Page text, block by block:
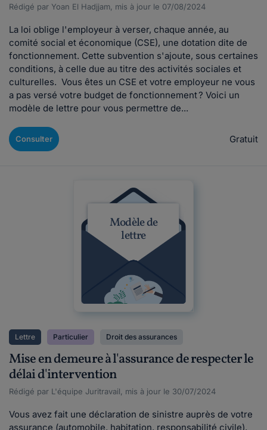
Rédigé par Yoan El Hadjjam, mis à jour le 07/08/2024
La loi oblige l'employeur à verser, chaque année, au
comité social et économique (CSE), une dotation dite de
fonctionnement. Cette subvention s'ajoute, sous certaines
conditions, à celle due au titre des activités sociales et
culturelles. Vous êtes un CSE et votre employeur ne vous
a pas versé votre budget de fonctionnement ? Voici un
modèle de lettre pour vous permettre de...
Consulter Gratuit
Modèle de
lettre
Lettre Particulier Droit des assurances
Mise en demeure à l'assurance de respecter le
délai d'intervention
Rédigé par L'équipe Juritravail, mis à jour le 30/07/2024
Vous avez fait une déclaration de sinistre auprès de votre
assurance (automobile, habitation, responsabilité civile),